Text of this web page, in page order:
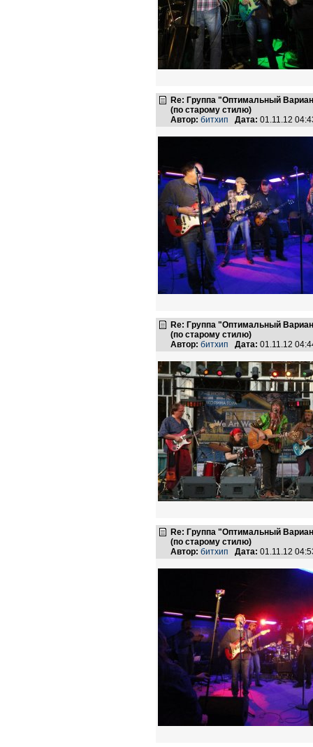
Re: Группа "Оптимальный
(по старому стилю)
Автор: битхип Дата: 01.11.12
Re: Группа "Оптимальный
(по старому стилю)
Автор: битхип Дата: 01.11.12
Re: Группа "Оптимальный
(по старому стилю)
Автор: битхип Дата: 01.11.12